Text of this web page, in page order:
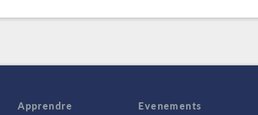
Apprendre Evenements